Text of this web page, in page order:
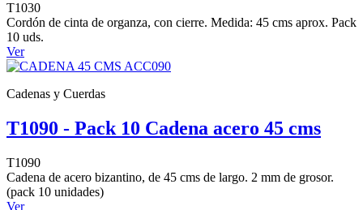
T1030
Cordón de cinta de organza, con cierre. Medida: 45 cms aprox. Pack
10 uds.
Ver
Cadenas y Cuerdas
T1090 - Pack 10 Cadena acero 45 cms
T1090
Cadena de acero bizantino, de 45 cms de largo. 2 mm de grosor.
(pack 10 unidades)
Ver